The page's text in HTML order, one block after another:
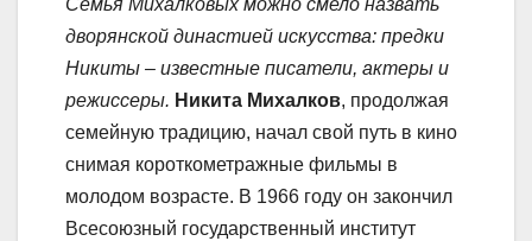
Семья Михалковых можно смело назвать
дворянской династией искусства: предки
Никиты – известные писатели, актеры и
режиссеры. Никита Михалков, продолжая
семейную традицию, начал свой путь в кино
снимая короткометражные фильмы в
молодом возрасте. В 1966 году он закончил
Всесоюзный государственный институт